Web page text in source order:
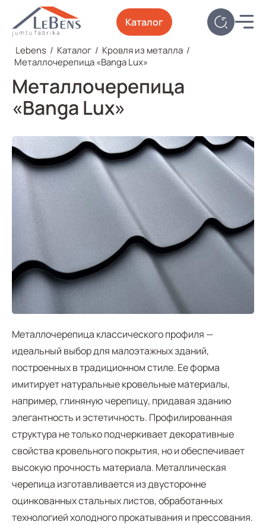
Каталог
Lebens / Каталог / Кровля из металла /
Металлочерепица «Banga Lux»
Металлочерепица
«Banga Lux»
Металлочерепица классического профиля —
идеальный выбор для малоэтажных зданий,
построенных в традиционном стиле. Ее форма
имитирует натуральные кровельные материалы,
например, глиняную черепицу, придавая зданию
элегантность и эстетичность. Профилированная
структура не только подчеркивает декоративные
свойства кровельного покрытия, но и обеспечивает
высокую прочность материала. Металлическая
черепица изготавливается из двусторонне
оцинкованных стальных листов, обработанных
технологией холодного прокатывания и прессования.